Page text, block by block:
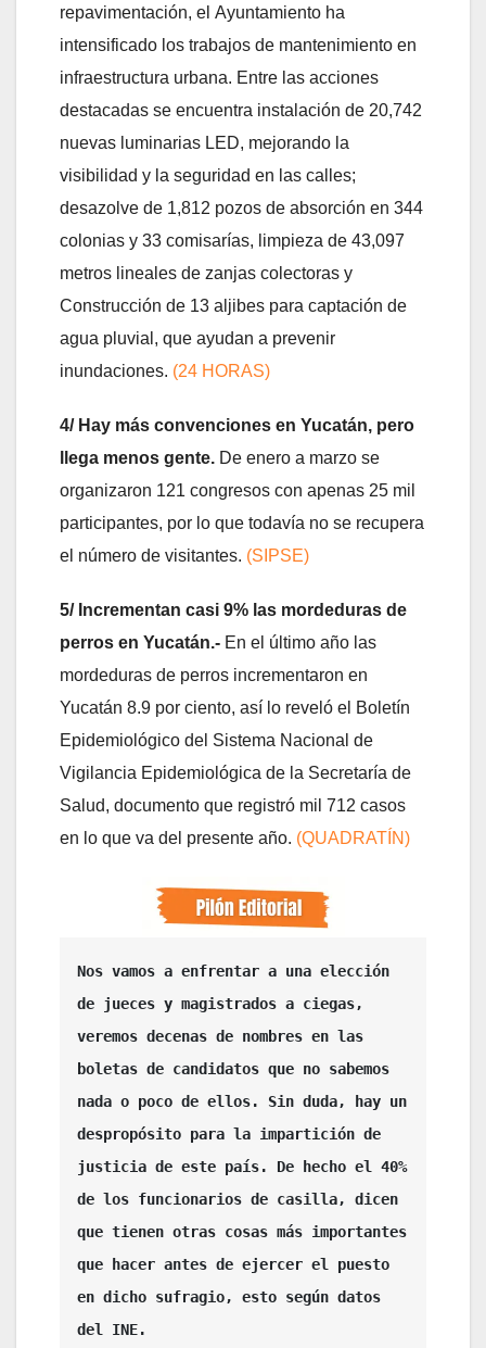
repavimentación, el Ayuntamiento ha
intensificado los trabajos de mantenimiento en
infraestructura urbana. Entre las acciones
destacadas se encuentra instalación de 20,742
nuevas luminarias LED, mejorando la
visibilidad y la seguridad en las calles;
desazolve de 1,812 pozos de absorción en 344
colonias y 33 comisarías, limpieza de 43,097
metros lineales de zanjas colectoras y
Construcción de 13 aljibes para captación de
agua pluvial, que ayudan a prevenir
inundaciones. (24 HORAS)
4/ Hay más convenciones en Yucatán, pero
llega menos gente. De enero a marzo se
organizaron 121 congresos con apenas 25 mil
participantes, por lo que todavía no se recupera
el número de visitantes. (SIPSE)
5/ Incrementan casi 9% las mordeduras de
perros en Yucatán.- En el último año las
mordeduras de perros incrementaron en
Yucatán 8.9 por ciento, así lo reveló el Boletín
Epidemiológico del Sistema Nacional de
Vigilancia Epidemiológica de la Secretaría de
Salud, documento que registró mil 712 casos
en lo que va del presente año. (QUADRATÍN)
Nos vamos a enfrentar a una elección
de jueces y magistrados a ciegas,
veremos decenas de nombres en las
boletas de candidatos que no sabemos
nada o poco de ellos. Sin duda, hay un
despropósito para la impartición de
justicia de este país. De hecho el 40%
de los funcionarios de casilla, dicen
que tienen otras cosas más importantes
que hacer antes de ejercer el puesto
en dicho sufragio, esto según datos
del INE.